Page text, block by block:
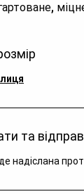
та
надіслана